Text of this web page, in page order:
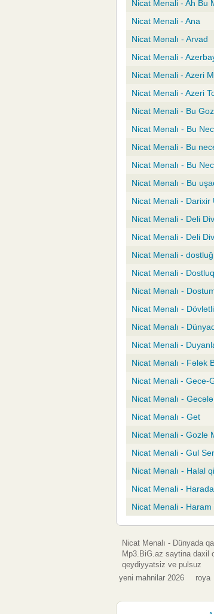
Nicat Menali - Ah Bu
Nicat Menali - Ana
Nicat Mənalı - Arvad
Nicat Menali -
Nicat Menali - Azeri
Nicat Menali - Azeri
Nicat Menali - Bu
Nicat Mənalı - Bu
Nicat Menali - Bu
Nicat Mənalı - Bu
Nicat Mənalı - Bu
Nicat Menali - Darixir
Nicat Menali - Deli
Nicat Menali - Deli
Nicat Menali -
Nicat Menali - Dostluq
Nicat Mənalı -
Nicat Mənalı - Dövlətli
Nicat Mənalı -
Nicat Menali -
Nicat Mənalı - Fələk
Nicat Menali - Gece-
Nicat Mənalı -
Nicat Mənalı - Get
Nicat Menali - Gozle
Nicat Menali - Gul
Nicat Mənalı - Halal
Nicat Menali -
Nicat Menali - Haram
Nicat Mənalı - Dünyada
Mp3.BiG.az saytina daxil
qeydiyyatsiz ve pulsuz
yeni mahnilar 2026 roya